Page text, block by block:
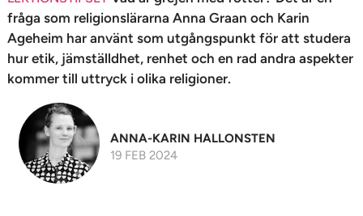
fråga som religionslärarna Anna Graan och Karin
Ageheim har använt som utgångspunkt för att studera
hur etik, jämställdhet, renhet och en rad andra aspekter
kommer till uttryck i olika religioner.
ANNA-KARIN HALLONSTEN
19 FEB 2024